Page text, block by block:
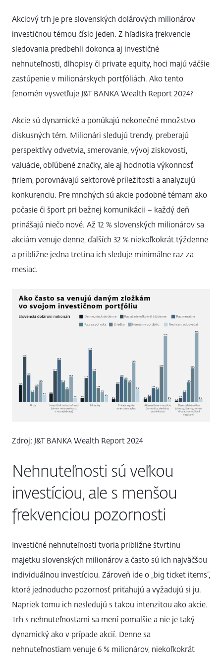
Akciový trh je pre slovenských dolárových milionárov
investičnou témou číslo jeden. Z hľadiska frekvencie
sledovania predbehli dokonca aj investičné
nehnuteľnosti, dlhopisy či private equity, hoci majú väčšie
zastúpenie v milionárskych portfóliách. Ako tento
fenomén vysvetľuje J&T BANKA Wealth Report 2024?
Akcie sú dynamické a ponúkajú nekonečné množstvo
diskusných tém. Milionári sledujú trendy, preberajú
perspektívy odvetvia, smerovanie, vývoj ziskovosti,
valuácie, obľúbené značky, ale aj hodnotia výkonnosť
firiem, porovnávajú sektorové príležitosti a analyzujú
konkurenciu. Pre mnohých sú akcie podobné témam ako
počasie či šport pri bežnej komunikácii – každý deň
prinášajú niečo nové. Až 12 % slovenských milionárov sa
akciám venuje denne, ďalších 32 % niekoľkokrát týždenne
a približne jedna tretina ich sleduje minimálne raz za
mesiac.
Zdroj: J&T BANKA Wealth Report 2024
Nehnuteľnosti sú veľkou
investíciou, ale s menšou
frekvenciou pozornosti
Investičné nehnuteľnosti tvoria približne štvrtinu
majetku slovenských milionárov a často sú ich najväčšou
individuálnou investíciou. Zároveň ide o „big ticket items“,
ktoré jednoducho pozornosť priťahujú a vyžadujú si ju.
Napriek tomu ich nesledujú s takou intenzitou ako akcie.
Trh s nehnuteľnosťami sa mení pomalšie a nie je taký
dynamický ako v prípade akcií. Denne sa
nehnuteľnostiam venuje 6 % milionárov, niekoľkokrát